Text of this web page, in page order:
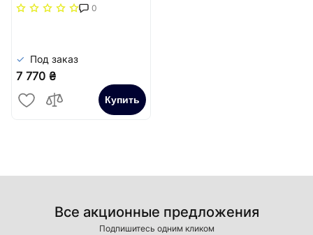
Готель 770х530/500
0
Под заказ
7 770 ₴
Купить
Все акционные предложения
Подпишитесь одним кликом